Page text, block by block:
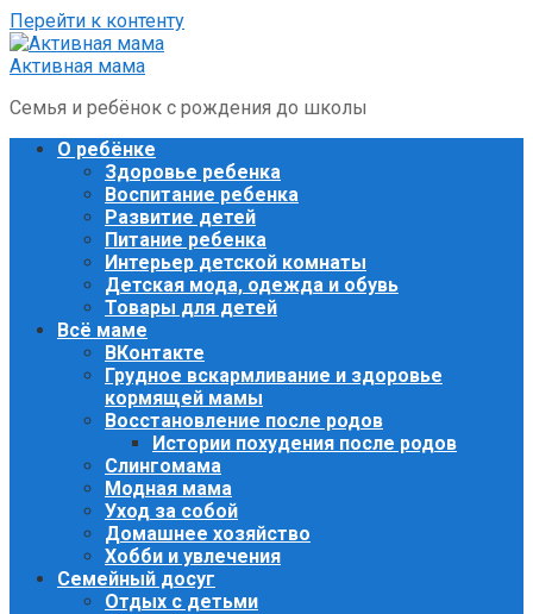
Перейти к контенту
Активная мама
Семья и ребёнок с рождения до школы
О ребёнке
Здоровье ребенка
Воспитание ребенка
Развитие детей
Питание ребенка
Интерьер детской комнаты
Детская мода, одежда и обувь
Товары для детей
Всё маме
ВКонтакте
Грудное вскармливание и здоровье
кормящей мамы
Восстановление после родов
Истории похудения после родов
Слингомама
Модная мама
Уход за собой
Домашнее хозяйство
Хобби и увлечения
Семейный досуг
Отдых с детьми